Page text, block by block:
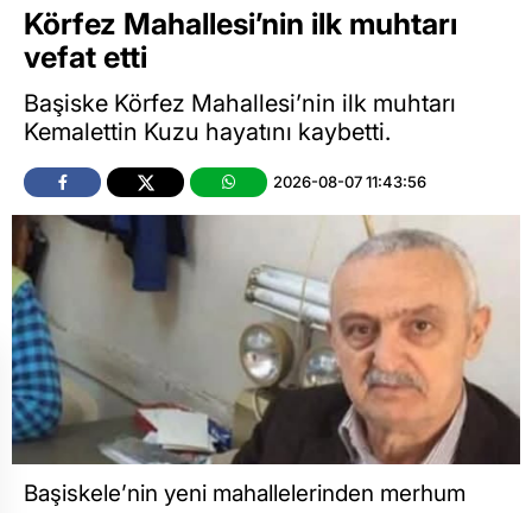
Körfez Mahallesi’nin ilk muhtarı
vefat etti
Başiske Körfez Mahallesi’nin ilk muhtarı
Kemalettin Kuzu hayatını kaybetti.
2026-08-07 11:43:56
Başiskele’nin yeni mahallelerinden merhum